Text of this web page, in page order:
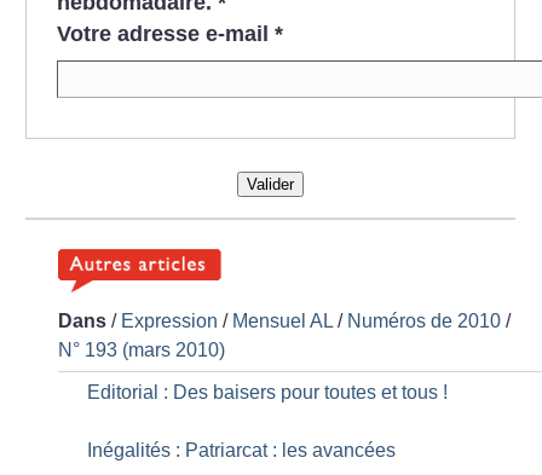
Votre adresse e-mail *
Valider
Dans / Expression / Mensuel AL / Numéros de 2010 /
N° 193 (mars 2010)
Editorial : Des baisers pour toutes et tous !
Inégalités : Patriarcat : les avancées